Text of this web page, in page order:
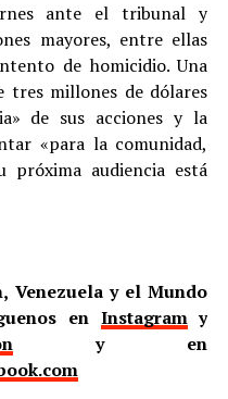
ante el tribunal y
mayores, entre ellas
de homicidio. Una
tres millones de dólares
de sus acciones y la
«para la comunidad,
próxima audiencia está
Venezuela y el Mundo
en Instagramy
y en